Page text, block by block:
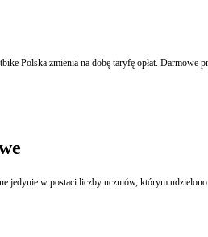
jedynie w postaci liczby uczniów, którym